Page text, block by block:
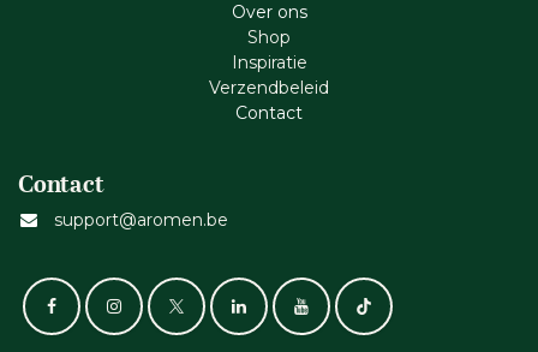
Ove​r​ ons
Shop
Inspiratie
Verzendbeleid
Cont​act
Contact
support@aromen.be